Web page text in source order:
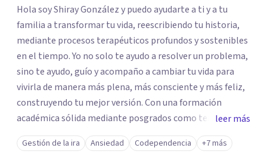
Hola soy Shiray González y puedo ayudarte a ti y a tu
familia a transformar tu vida, reescribiendo tu historia,
mediante procesos terapéuticos profundos y sostenibles
en el tiempo. Yo no solo te ayudo a resolver un problema,
sino te ayudo, guío y acompaño a cambiar tu vida para
vivirla de manera más plena, más consciente y más feliz,
construyendo tu mejor versión. Con una formación
académica sólida mediante posgrados como terapeuta
breve, familiar e infantil, así como con respaldo
profesional y experiencia clínica de más de 26 años y
leer más
Gestión de la ira Ansiedad Codependencia +7 más